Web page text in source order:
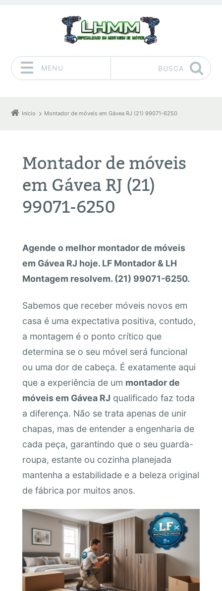
MENU BUSCA
Início Montador de móveis em Gávea RJ (21) 99071-6250
Montador de móveis
em Gávea RJ (21)
99071-6250
Agende o melhor montador de móveis
em Gávea RJ hoje. LF Montador & LH
Montagem resolvem. (21) 99071-6250.
Sabemos que receber móveis novos em
casa é uma expectativa positiva, contudo,
a montagem é o ponto crítico que
determina se o seu móvel será funcional
ou uma dor de cabeça. É exatamente aqui
que a experiência de um montador de
móveis em Gávea RJ qualificado faz toda
a diferença. Não se trata apenas de unir
chapas, mas de entender a engenharia de
cada peça, garantindo que o seu guarda-
roupa, estante ou cozinha planejada
mantenha a estabilidade e a beleza original
de fábrica por muitos anos.